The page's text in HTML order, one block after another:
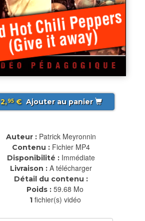
2,95€ Ajouter au panier
Auteur : Patrick Meyronnin
Contenu : Fichier MP4
Disponibilité : Immédiate
Livraison : A télécharger
Détail du contenu :
Poids : 59.68 Mo
1 fichier(s) vidéo